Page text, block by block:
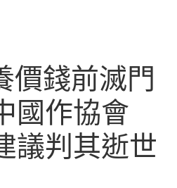
價錢前滅門
國作協會
議判其逝世